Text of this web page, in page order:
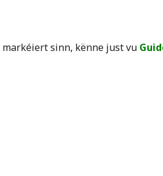
markéiert sinn, kënne just vu